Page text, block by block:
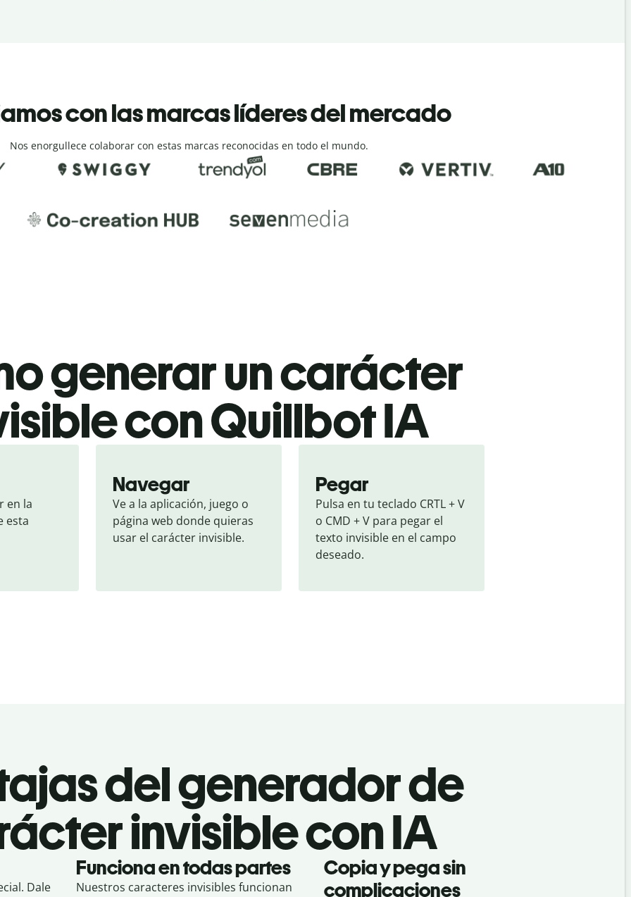
con las marcas líderes del mercado
Nos enorgullece colaborar con estas marcas reconocidas en todo el mundo.
generar un carácter
con Quillbot IA
en la
esta
Navegar
Ve a la aplicación, juego o
página web donde quieras
usar el carácter invisible.
Pegar
Pulsa en tu teclado CRTL + V
o CMD + V para pegar el
texto invisible en el campo
deseado.
del generador de
invisible con IA
Dale
Funciona en todas partes
Nuestros caracteres invisibles funcionan
Copia y pega sin
complicaciones